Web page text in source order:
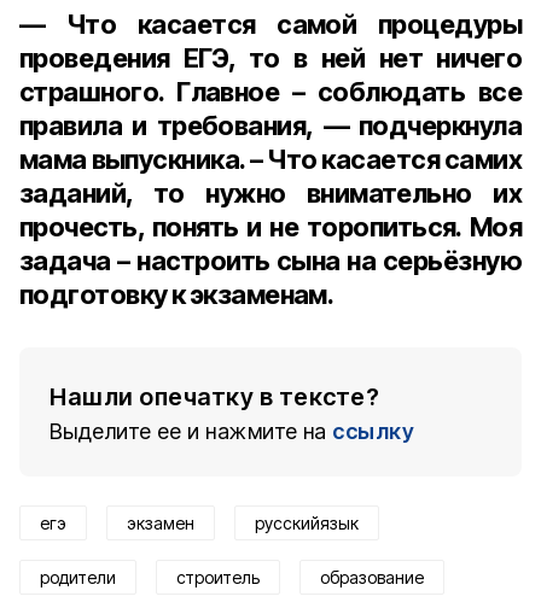
— Что касается самой процедуры
проведения ЕГЭ, то в ней нет ничего
страшного. Главное – соблюдать все
правила и требования, — подчеркнула
мама выпускника. – Что касается самих
заданий, то нужно внимательно их
прочесть, понять и не торопиться. Моя
задача – настроить сына на серьёзную
подготовку к экзаменам.
Нашли опечатку в тексте?
Выделите ее и нажмите на ссылку
егэ экзамен русскийязык
родители строитель образование